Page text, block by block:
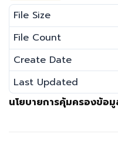
File Size
File Count
Create Date
Last Updated
นโยบายการคุ้มครองข้